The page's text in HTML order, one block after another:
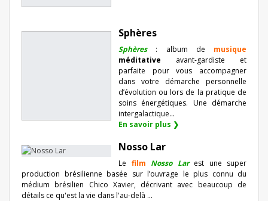
Sphères
Sphères: album de musique
méditative avant-gardiste et
parfaite pour vous accompagner
dans votre démarche personnelle
d’évolution ou lors de la pratique de
soins énergétiques. Une démarche
intergalactique...
En savoir plus ❯
Nosso Lar
Le film Nosso Lar est une super
production brésilienne basée sur l’ouvrage le plus connu du
médium brésilien Chico Xavier, décrivant avec beaucoup de
détails ce qu'est la vie dans l'au-delà ...